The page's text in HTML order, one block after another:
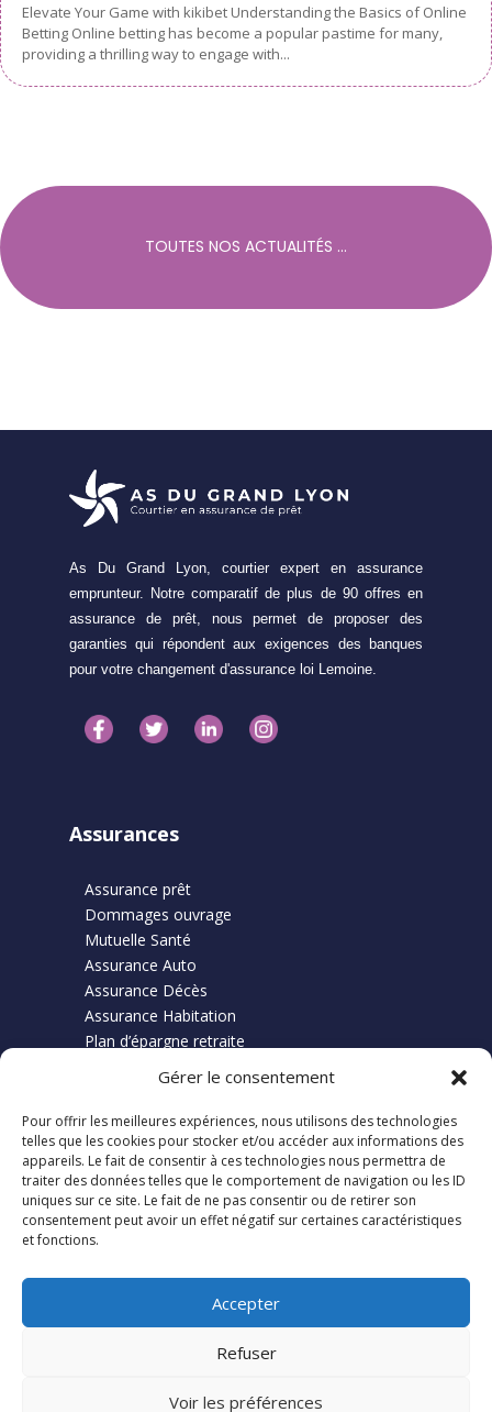
Gérer le consentement
Pour offrir les meilleures expériences, nous utilisons des technologies
telles que les cookies pour stocker et/ou accéder aux informations des
appareils. Le fait de consentir à ces technologies nous permettra de
traiter des données telles que le comportement de navigation ou les ID
uniques sur ce site. Le fait de ne pas consentir ou de retirer son
consentement peut avoir un effet négatif sur certaines caractéristiques
et fonctions.
Accepter
Refuser
Voir les préférences
Elevate Your Game with kikibet Understanding the Basics of Online
Betting Online betting has become a popular pastime for many,
providing a thrilling way to engage with...
TOUTES NOS ACTUALITÉS ...
As Du Grand Lyon, courtier expert en assurance
emprunteur. Notre comparatif de plus de 90 offres en
assurance de prêt, nous permet de proposer des
garanties qui répondent aux exigences des banques
pour votre changement d'assurance loi Lemoine.
Assurances
Assurance prêt
Dommages ouvrage
Mutuelle Santé
Assurance Auto
Assurance Décès
Assurance Habitation
Plan d’épargne retraite
Finance
Credit Immobilier
Rachat Crédit
Restructuration Prêt
|Foire aux Questions